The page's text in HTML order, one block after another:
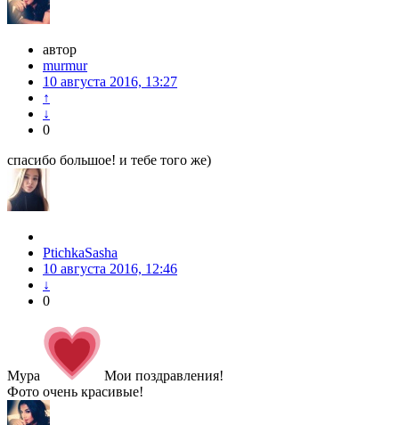
автор
murmur
10 августа 2016, 13:27
↑
↓
0
cпасибо большое! и тебе того же)
PtichkaSasha
10 августа 2016, 12:46
↓
0
Мура
Мои поздравления!
Фото очень красивые!